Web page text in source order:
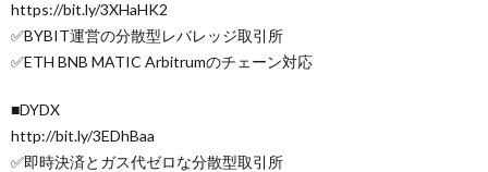
https://bit.ly/3XHaHK2
✅BYBIT運営の分散型レバレッジ取引所
✅ETH BNB MATIC Arbitrumのチェーン対応
■DYDX
http://bit.ly/3EDhBaa
✅即時決済とガス代ゼロな分散型取引所